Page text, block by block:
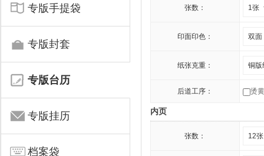
专版手提袋
专版封套
专版台历
专版挂历
档案袋
张数：
印面印色：
纸张克重：
后道工序： 烫
内页
张数：